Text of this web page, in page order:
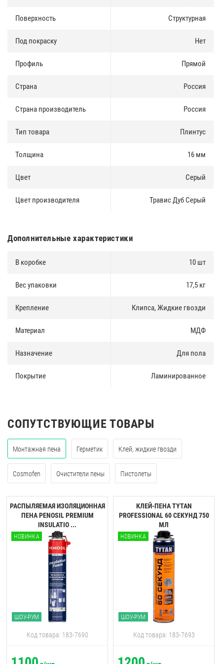
Доставка и оплата
оптом так и в розницу. Купить плинтус можно за наличные и по
ежедневно. Доставка в регионы России осуществляется через
Поверхность Структурная
Под покраску Нет
Профиль Прямой
Страна Россия
Страна производитель Россия
Тип товара Плинтус
Толщина 16 мм
Цвет Серый
Цвет производителя Травис Дуб Серый
Дополнительные характеристики
В коробке 10 шт
Вес упаковки 17,5 кг
Крепление Клипса, Жидкие гвозди
Материал МДФ
Назначение Для пола
Покрытие Ламинированное
СОПУТСТВУЮЩИЕ ТОВАРЫ
Монтажная пена Герметик Клей, жидкие гвозди
Cosmofen Очистители пены Пистолеты
РАСПЫЛЯЕМАЯ ИЗОЛЯЦИОННАЯ
ПЕНА PENOSIL PREMIUM
INSULATIO ...
НОВИНКА
ШОУ-РУМ
Код товара: 183-7690
КЛЕЙ-ПЕНА TYTAN
PROFESSIONAL 60 CЕКУНД 750
МЛ
НОВИНКА
ШОУ-РУМ
Код товара: 183-7693